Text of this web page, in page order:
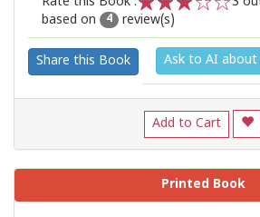
2
1
based on
4 review(s)
Share this Book Ask to AI
Add to Cart
Printed Book